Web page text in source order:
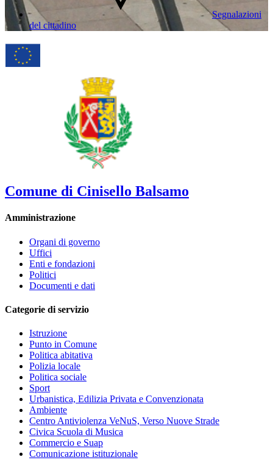
Segnalazioni
del cittadino
Comune di Cinisello Balsamo
Amministrazione
Organi di governo
Uffici
Enti e fondazioni
Politici
Documenti e dati
Categorie di servizio
Istruzione
Punto in Comune
Politica abitativa
Polizia locale
Politica sociale
Sport
Urbanistica, Edilizia Privata e Convenzionata
Ambiente
Centro Antiviolenza VeNuS, Verso Nuove Strade
Civica Scuola di Musica
Commercio e Suap
Comunicazione istituzionale